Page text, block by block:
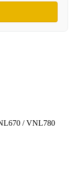
/ VNL780